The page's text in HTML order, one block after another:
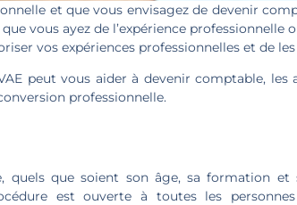
et que vous envisagez de devenir
vous ayez de l’expérience professionnelle
vos expériences professionnelles et de
peut vous aider à devenir comptable,
professionnelle.
quels que soient son âge, sa formation
est ouverte à toutes les